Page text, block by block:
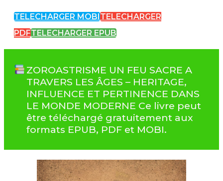
TELECHARGER MOBI TELECHARGER
PDFTELECHARGER EPUB
ZOROASTRISME UN FEU SACRE A
TRAVERS LES ÂGES – HERITAGE,
INFLUENCE ET PERTINENCE DANS
LE MONDE MODERNE Ce livre peut
être téléchargé gratuitement aux
formats EPUB, PDF et MOBI.